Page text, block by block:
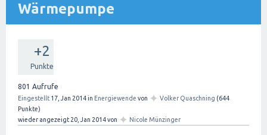
Wärmepumpe
+2
Punkte
801 Aufrufe
Eingestellt 17, Jan 2014in Energiewende von ✦ Volker Quaschning (644
Punkte)
wieder angezeigt 20, Jan 2014von ✦ Nicole Münzinger